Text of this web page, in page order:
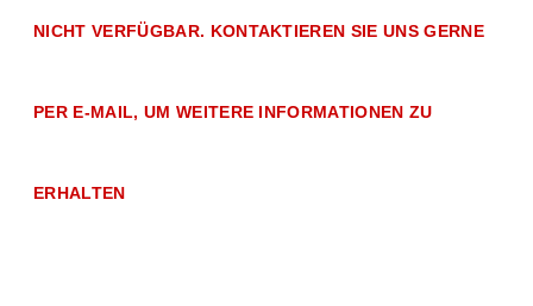
NICHT VERFÜGBAR. KONTAKTIEREN SIE UNS GERNE
PER E-MAIL, UM WEITERE INFORMATIONEN ZU
ERHALTEN